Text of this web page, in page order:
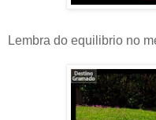
Lembra do equilibrio no